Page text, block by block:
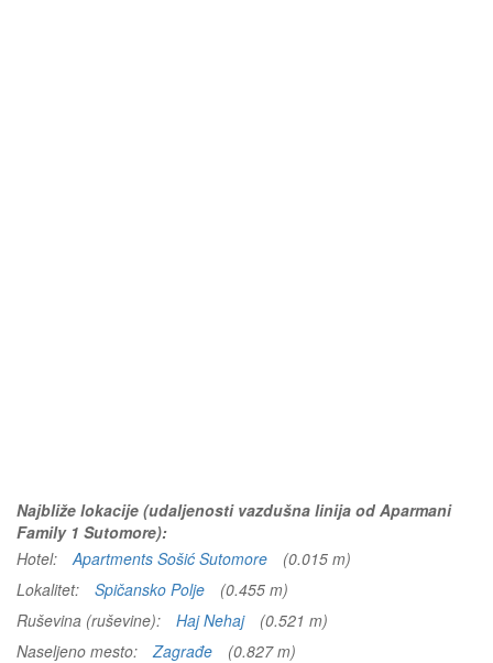
Najbliže lokacije (udaljenosti vazdušna linija od Aparmani
Family 1 Sutomore):
Hotel:
Apartments Sošić Sutomore
(0.015 m)
Lokalitet:
Spičansko Polje
(0.455 m)
Ruševina (ruševine):
Haj Nehaj
(0.521 m)
Naseljeno mesto:
Zagrađe
(0.827 m)